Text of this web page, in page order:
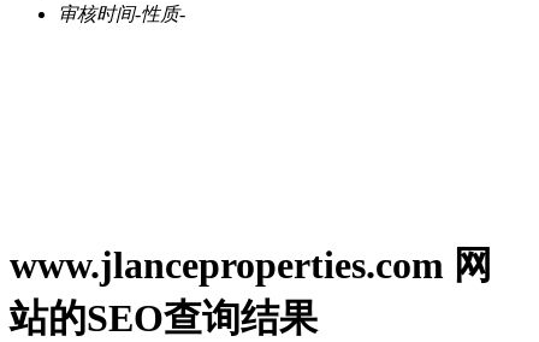
审核时间-性质-
www.jlanceproperties.com 网
站的SEO查询结果